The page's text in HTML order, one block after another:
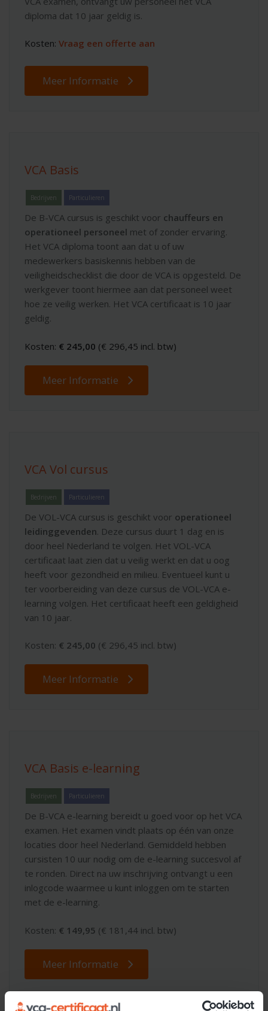
diploma dat 10 jaar geldig is.
Kosten: Vraag een offerte aan
Meer Informatie
VCA Basis
Bedrijven Particulieren
De B-VCA cursus is geschikt voor chauffeurs en
operationeel personeel met of zonder ervaring.
Het VCA diploma toont aan dat u of uw
medewerkers basiskennis hebben van de
veiligheidschecklist die door de VCA is opgesteld. De
werkgever toont hiermee aan dat personeel weet
hoe ze veilig werken. Het VCA certificaat is 10 jaar
geldig.
Kosten: € 245,00 (€ 296,45 incl. btw)
Meer Informatie
VCA Vol cursus
Bedrijven Particulieren
De VOL-VCA cursus is geschikt voor operationeel
leidinggevenden. Deze cursus duurt 1 dag en is
door heel Nederland te volgen. Het VOL-VCA
certificaat laat zien dat u veilig werkt en dat u oog
heeft voor gezondheid en milieu. Eventueel kunt u
ter voorbereiding van deze cursus de VOL-VCA e-
learning volgen. Het certificaat heeft een geldigheid
van 10 jaar.
Kosten: € 245,00 (€ 296,45 incl. btw)
Meer Informatie
VCA Basis e-learning
Bedrijven Particulieren
De B-VCA e-learning bereidt u goed voor op het VCA
examen. Het examen vindt plaats op één van onze
locaties door heel Nederland. Gemiddeld hebben
cursisten 10 uur nodig om de e-learning succesvol af
te ronden. Direct na uw inschrijving ontvangt u een
inlogcode waarmee u kunt inloggen om te starten
met de e-learning.
Kosten: € 149,95 (€ 181,44 incl. btw)
Meer Informatie